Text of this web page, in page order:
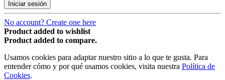
Iniciar sesión
No account? Create one here
Product added to wishlist
Product added to compare.
Usamos cookies para adaptar nuestro sitio a lo que te gusta. Para
entender cómo y por qué usamos cookies, visita nuestra Política de
Cookies.